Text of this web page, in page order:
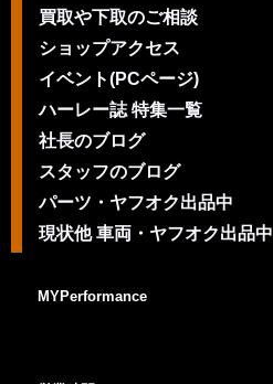
買取や下取のご相談
ショップアクセス
イベント(PCページ)
ハーレー誌 特集一覧
社長のブログ
スタッフのブログ
パーツ・ヤフオク出品中
現状他 車両・ヤフオク出品中
MYPerformance